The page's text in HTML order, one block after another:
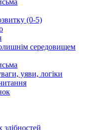
(0-5)
середовищем
уяви, логіки
здібностей